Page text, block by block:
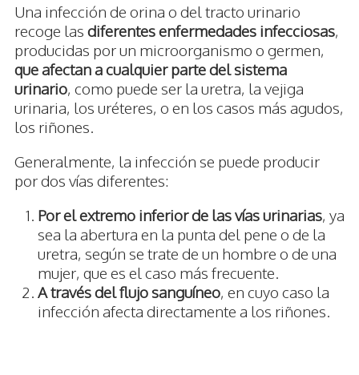
Una infección de orina o del tracto urinario
recoge las diferentes enfermedades infecciosas,
producidas por un microorganismo o germen,
que afectan a cualquier parte del sistema
urinario, como puede ser la uretra, la vejiga
urinaria, los uréteres, o en los casos más agudos,
los riñones.
Generalmente, la infección se puede producir
por dos vías diferentes:
Por el extremo inferior de las vías urinarias, ya
sea la abertura en la punta del pene o de la
uretra, según se trate de un hombre o de una
mujer, que es el caso más frecuente.
A través del flujo sanguíneo, en cuyo caso la
infección afecta directamente a los riñones.